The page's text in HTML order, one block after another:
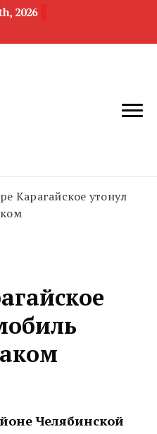
2026
область
недвижимости
Карагайское утонул
Челябинской